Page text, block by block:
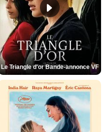
Le Triangle d'or Bande-annonce VF